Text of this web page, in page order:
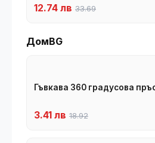
12.74 лв 33.69
ДомBG
Гъвкава 360 градусова
3.41 лв 18.92